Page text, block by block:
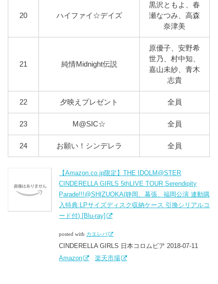
20 ハイファイ☆デイズ
黒沢ともよ、春
瀬なつみ、高森
奈津美
21 純情Midnight伝説
原優子、安野希
世乃、村中知、
嘉山未紗、青木
志貴
22 夕映えプレゼント 全員
23 M@SIC☆ 全員
24 お願い！シンデレラ 全員
【Amazon.co.jp限定】THE IDOLM@STER
CINDERELLA GIRLS 5thLIVE TOUR Serendipity
Parade!!!@SHIZUOKA(静岡、幕張、福岡公演 連動購
入特典:LPサイズディスク収納ケース 引換シリアルコ
ード付) [Blu-ray]
posted with カエレバ
CINDERELLA GIRLS 日本コロムビア 2018-07-11
Amazon
楽天市場